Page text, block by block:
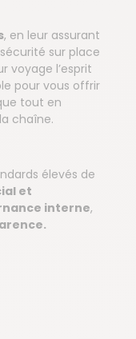
, en leur assurant
sur place
voyage l’esprit
pour vous offrir
tout en
chaîne.
élevés de
et
interne,